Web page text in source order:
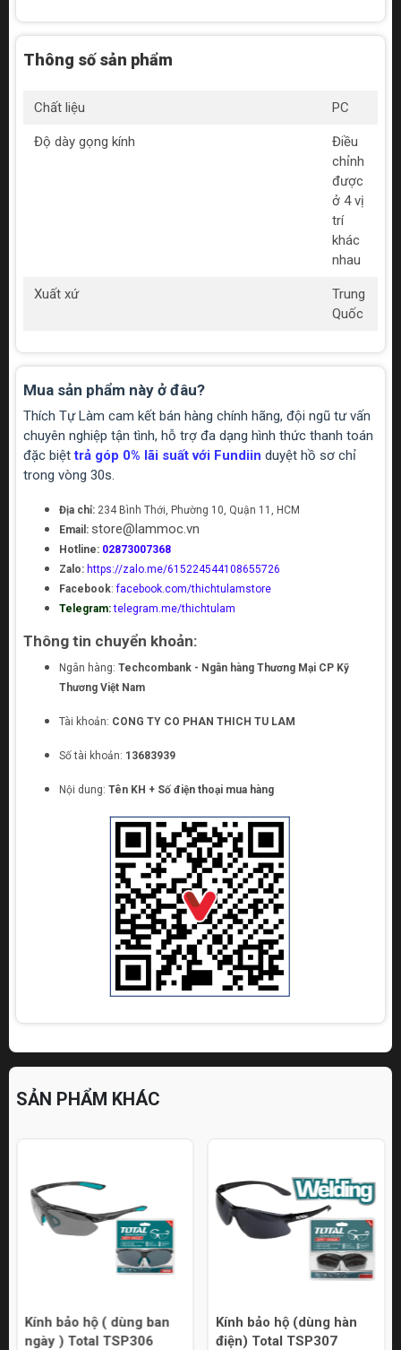
Thông số sản phẩm
Chất liệu PC
Độ dày gọng kính
Điều
chỉnh
được
ở 4 vị
trí
khác
nhau
Xuất xứ
Trung
Quốc
Mua sản phẩm này ở đâu?
Thích Tự Làm cam kết bán hàng chính hãng, đội ngũ tư vấn
chuyên nghiệp tận tình, hỗ trợ đa dạng hình thức thanh toán
đặc biệttrả góp 0% lãi suất với Fundiin duyệt hồ sơ chỉ
trong vòng 30s.
Địa chỉ: 234 Bình Thới, Phường 10, Quận 11, HCM
Email: store@lammoc.vn
Hotline: 02873007368
Zalo: https://zalo.me/615224544108655726
Facebook:facebook.com/thichtulamstore
Telegram: telegram.me/thichtulam
Thông tin chuyển khoản:
Ngân hàng: Techcombank - Ngân hàng Thương Mại CP Kỹ
Thương Việt Nam
Tài khoản: CONG TY CO PHAN THICH TU LAM
Số tài khoản: 13683939
Nội dung: Tên KH + Số điện thoại mua hàng
SẢN PHẨM KHÁC
Kính bảo hộ ( dùng ban
ngày ) Total TSP306
Kính bảo hộ (dùng hàn
điện) Total TSP307